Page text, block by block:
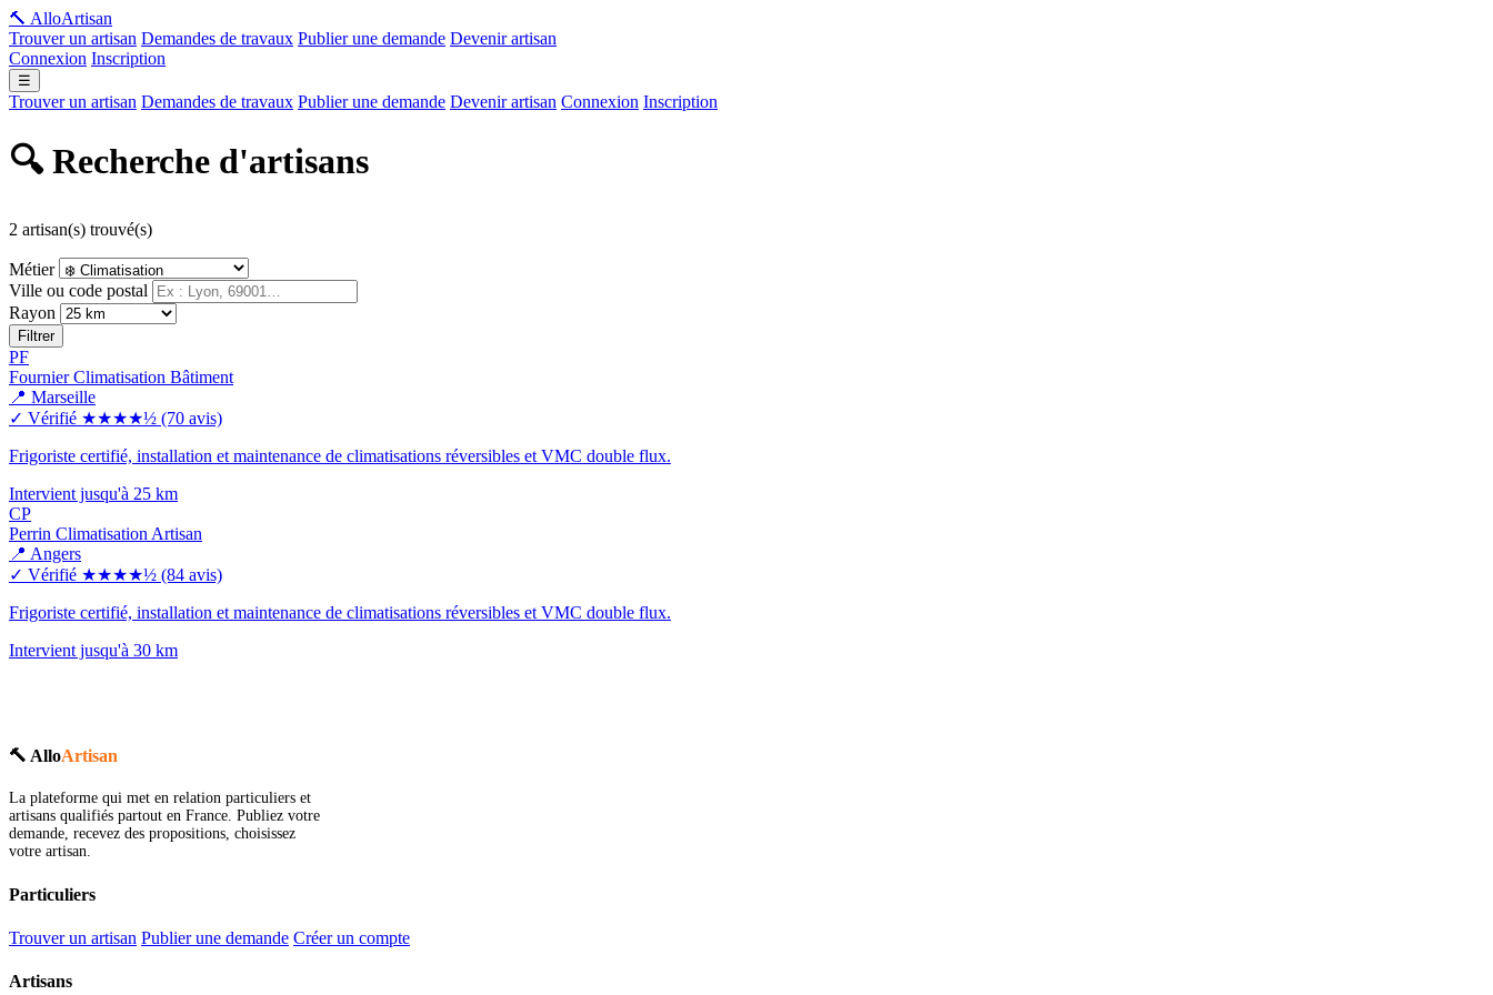
🔨 AlloArtisan
Trouver un artisan Demandes de travaux Publier une demande Devenir artisan
Connexion Inscription
☰
Trouver un artisan Demandes de travaux Publier une demande Devenir artisan Connexion Inscription
🔍 Recherche d'artisans
2 artisan(s) trouvé(s)
Métier
Ville ou code postal
Rayon
Filtrer
PF
Fournier Climatisation Bâtiment
📍 Marseille
✓ Vérifié ★★★★½ (70 avis)
Frigoriste certifié, installation et maintenance de climatisations réversibles et VMC double flux.
Intervient jusqu'à 25 km
CP
Perrin Climatisation Artisan
📍 Angers
✓ Vérifié ★★★★½ (84 avis)
Frigoriste certifié, installation et maintenance de climatisations réversibles et VMC double flux.
Intervient jusqu'à 30 km
🔨 AlloArtisan
La plateforme qui met en relation particuliers et
artisans qualifiés partout en France. Publiez votre
demande, recevez des propositions, choisissez
votre artisan.
Particuliers
Trouver un artisan Publier une demande Créer un compte
Artisans